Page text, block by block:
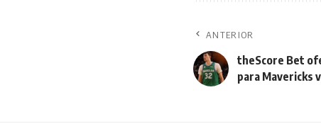
ANTERIOR
theScore Bet
para Mavericks